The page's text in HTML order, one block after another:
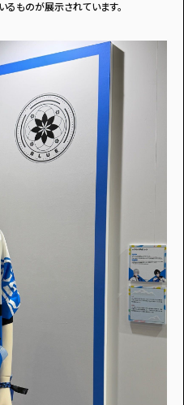
ものが展示されています。